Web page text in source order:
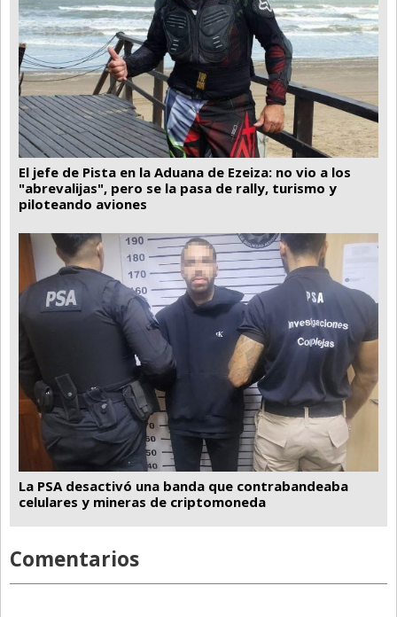
El jefe de Pista en la Aduana de Ezeiza: no vio a los
"abrevalijas", pero se la pasa de rally, turismo y
piloteando aviones
La PSA desactivó una banda que contrabandeaba
celulares y mineras de criptomoneda
Comentarios